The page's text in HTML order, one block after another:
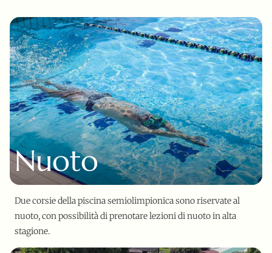
Nuoto
Due corsie della piscina semiolimpionica sono riservate al
nuoto, con possibilità di prenotare lezioni di nuoto in alta
stagione.